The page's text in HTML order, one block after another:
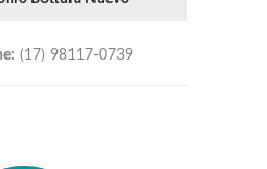
(17) 98117-0739